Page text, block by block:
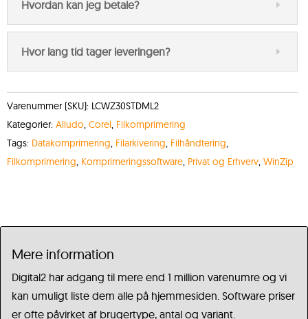
Hvordan kan jeg betale?
Hvor lang tid tager leveringen?
Varenummer (SKU): LCWZ30STDML2
Kategorier: Alludo, Corel, Filkomprimering
Tags: Datakomprimering, Filarkivering, Filhåndtering,
Filkomprimering, Komprimeringssoftware, Privat og Erhverv, WinZip
Mere information
Digital2 har adgang til mere end 1 million varenumre og vi
kan umuligt liste dem alle på hjemmesiden. Software priser
er ofte påvirket af brugertype, antal og variant.